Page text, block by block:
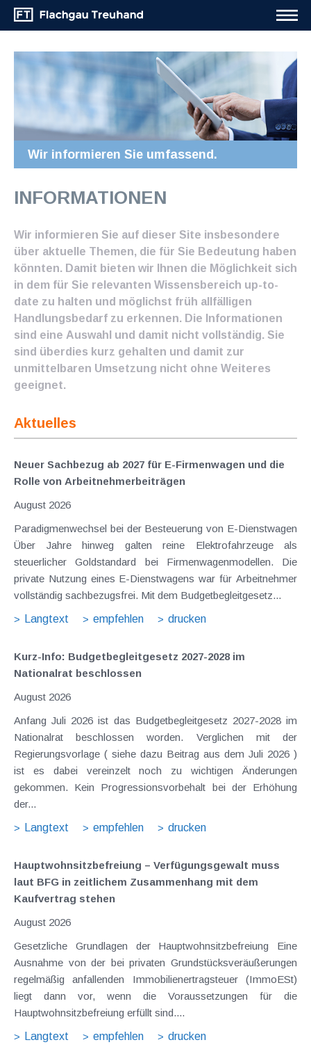
Wir informieren Sie umfassend.
INFORMATIONEN
Wir informieren Sie auf dieser Site insbesondere
über aktuelle Themen, die für Sie Bedeutung haben
könnten. Damit bieten wir Ihnen die Möglichkeit sich
in dem für Sie relevanten Wissensbereich up-to-
date zu halten und möglichst früh allfälligen
Handlungsbedarf zu erkennen. Die Informationen
sind eine Auswahl und damit nicht vollständig. Sie
sind überdies kurz gehalten und damit zur
unmittelbaren Umsetzung nicht ohne Weiteres
geeignet.
Aktuelles
Neuer Sachbezug ab 2027 für E-Firmenwagen und die
Rolle von Arbeitnehmer​­beiträgen
August 2026
Paradigmenwechsel bei der Besteuerung von E-Dienstwagen
Über Jahre hinweg galten reine Elektrofahrzeuge als
steuerlicher Goldstandard bei Firmenwagenmodellen. Die
private Nutzung eines E-Dienstwagens war für Arbeitnehmer
vollständig sachbezugsfrei. Mit dem Budgetbegleitgesetz...
Langtext
empfehlen drucken
Kurz-Info: Budgetbegleitgesetz 2027-2028 im
Nationalrat beschlossen
August 2026
Anfang Juli 2026 ist das Budgetbegleitgesetz 2027-2028 im
Nationalrat beschlossen worden. Verglichen mit der
Regierungsvorlage ( siehe dazu Beitrag aus dem Juli 2026 )
ist es dabei vereinzelt noch zu wichtigen Änderungen
gekommen. Kein Progressionsvorbehalt bei der Erhöhung
der...
Langtext
empfehlen drucken
Hauptwohnsitz​­befreiung – Verfügungsgewalt muss
laut BFG in zeitlichem Zusammenhang mit dem
Kaufvertrag stehen
August 2026
Gesetzliche Grundlagen der Hauptwohnsitzbefreiung Eine
Ausnahme von der bei privaten Grundstücksveräußerungen
regelmäßig anfallenden Immobilienertragsteuer (ImmoESt)
liegt dann vor, wenn die Voraussetzungen für die
Hauptwohnsitzbefreiung erfüllt sind....
Langtext
empfehlen drucken